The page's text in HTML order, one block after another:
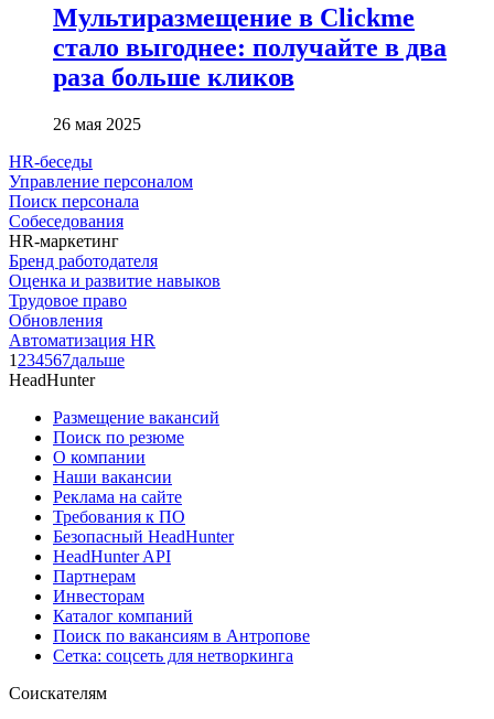
Мультиразмещение в Clickme
стало выгоднее: получайте в два
раза больше кликов
26 мая 2025
HR-беседы
Управление персоналом
Поиск персонала
Собеседования
HR-маркетинг
Бренд работодателя
Оценка и развитие навыков
Трудовое право
Обновления
Автоматизация HR
1 234567дальше
HeadHunter
Размещение вакансий
Поиск по резюме
О компании
Наши вакансии
Реклама на сайте
Требования к ПО
Безопасный HeadHunter
HeadHunter API
Партнерам
Инвесторам
Каталог компаний
Поиск по вакансиям в Антропове
Сетка: соцсеть для нетворкинга
Соискателям